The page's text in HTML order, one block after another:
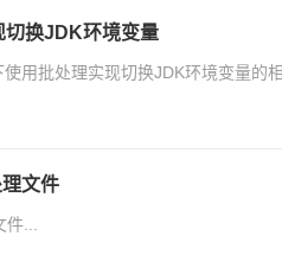
换JDK环境变量
用批处理实现切换JDK环境变量的
文件
件...